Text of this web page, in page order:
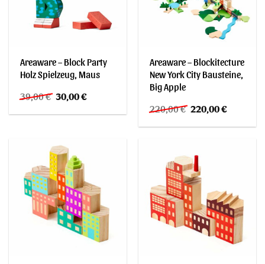
Areaware – Block Party
Holz Spielzeug, Maus
39,00€ Ursprünglicher
Preis
war:
30,00€Aktueller
ist:
Areaware – Blockitecture
New York City Bausteine,
Big Apple
220,00€ Ursprünglicher
Preis
war:
220,00€Aktueller
ist: